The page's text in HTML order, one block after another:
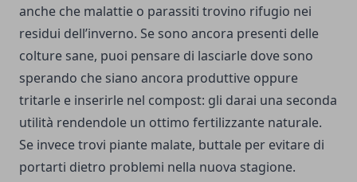
anche che malattie o parassiti trovino rifugio nei
residui dell’inverno. Se sono ancora presenti delle
colture sane, puoi pensare di lasciarle dove sono
sperando che siano ancora produttive oppure
tritarle e inserirle nel compost: gli darai una seconda
utilità rendendole un ottimo fertilizzante naturale.
Se invece trovi piante malate, buttale per evitare di
portarti dietro problemi nella nuova stagione.